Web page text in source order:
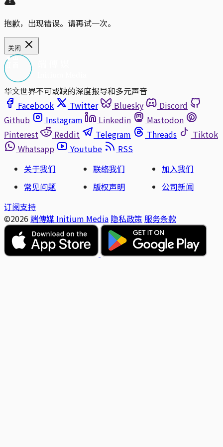
抱歉，出现错误。请再试一次。
关闭
华文世界不可或缺的深度报导和多元声音
Facebook
Twitter Bluesky
Discord
Github
Instagram Linkedin
Mastodon
Pinterest
Reddit Telegram Threads
Tiktok
Whatsapp
Youtube
RSS
关于我们
联络我们
加入我们
常见问题
版权声明
公司新闻
订阅支持
©2026 端傳媒 Initium Media 隐私政策 服务条款